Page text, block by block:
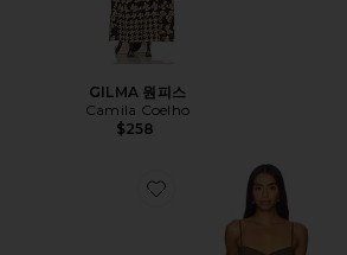
GILMA 원피스
Camila Coelho
$258
Favorite MOROCCAN 원피스